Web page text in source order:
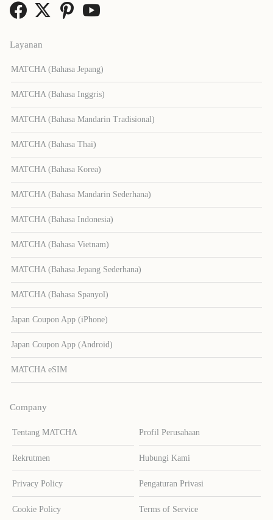
Layanan
MATCHA (Bahasa Jepang)
MATCHA (Bahasa Inggris)
MATCHA (Bahasa Mandarin Tradisional)
MATCHA (Bahasa Thai)
MATCHA (Bahasa Korea)
MATCHA (Bahasa Mandarin Sederhana)
MATCHA (Bahasa Indonesia)
MATCHA (Bahasa Vietnam)
MATCHA (Bahasa Jepang Sederhana)
MATCHA (Bahasa Spanyol)
Japan Coupon App (iPhone)
Japan Coupon App (Android)
MATCHA eSIM
Company
Tentang MATCHA Profil Perusahaan
Rekrutmen Hubungi Kami
Privacy Policy Pengaturan Privasi
Cookie Policy Terms of Service